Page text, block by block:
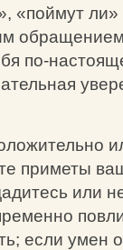
«поймут ли»
по-
приметы
или
если умен